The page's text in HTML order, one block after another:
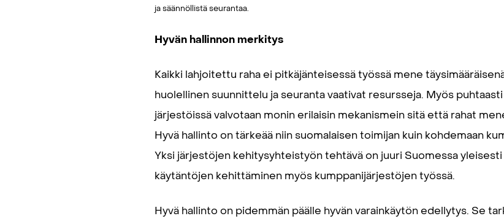
ja säännöllistä seurantaa.
Hyvän hallinnon merkitys
Kaikki lahjoitettu raha ei pitkäjänteisessä työssä mene
huolellinen suunnittelu ja seuranta vaativat resursseja. Myös
järjestöissä valvotaan monin erilaisin mekanismein sitä että rahat
Hyvä hallinto on tärkeää niin suomalaisen toimijan kuin kohdemaan
Yksi järjestöjen kehitysyhteistyön tehtävä on juuri Suomessa
käytäntöjen kehittäminen myös kumppanijärjestöjen työssä.
Hyvä hallinto on pidemmän päälle hyvän varainkäytön edellytys. Se